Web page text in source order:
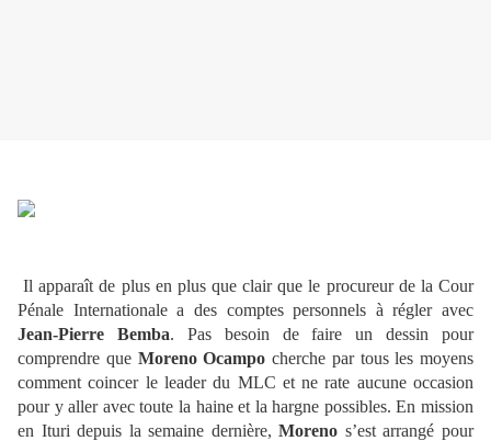
Il apparaît de plus en plus que clair que le procureur de la Cour
Pénale Internationale a des comptes personnels à régler avec
Jean-Pierre Bemba. Pas besoin de faire un dessin pour
comprendre que Moreno Ocampo cherche par tous les moyens
comment coincer le leader du MLC et ne rate aucune occasion
pour y aller avec toute la haine et la hargne possibles. En mission
en Ituri depuis la semaine dernière,Moreno s’est arrangé pour